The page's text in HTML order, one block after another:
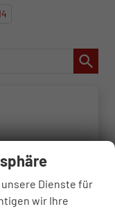
Dienste für
wir Ihre